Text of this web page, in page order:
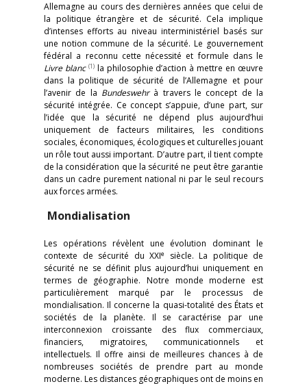
Allemagne au cours des dernières années que celui de
la politique étrangère et de sécurité. Cela implique
d’intenses efforts au niveau interministériel basés sur
une notion commune de la sécurité. Le gouvernement
fédéral a reconnu cette nécessité et formule dans le
Livre blanc (1)la philosophie d’action à mettre en œuvre
dans la politique de sécurité de l’Allemagne et pour
l’avenir de la Bundeswehrà travers le concept de la
sécurité intégrée. Ce concept s’appuie, d’une part, sur
l’idée que la sécurité ne dépend plus aujourd’hui
uniquement de facteurs militaires, les conditions
sociales, économiques, écologiques et culturelles jouant
un rôle tout aussi important. D’autre part, il tient compte
de la considération que la sécurité ne peut être garantie
dans un cadre purement national ni par le seul recours
aux forces armées.
Mondialisation
Les opérations révèlent une évolution dominant le
contexte de sécurité du XXIe
siècle. La politique de
sécurité ne se définit plus aujourd’hui uniquement en
termes de géographie. Notre monde moderne est
particulièrement marqué par le processus de
mondialisation. Il concerne la quasi-totalité des États et
sociétés de la planète. Il se caractérise par une
interconnexion croissante des flux commerciaux,
financiers, migratoires, communicationnels et
intellectuels. Il offre ainsi de meilleures chances à de
nombreuses sociétés de prendre part au monde
moderne. Les distances géographiques ont de moins en